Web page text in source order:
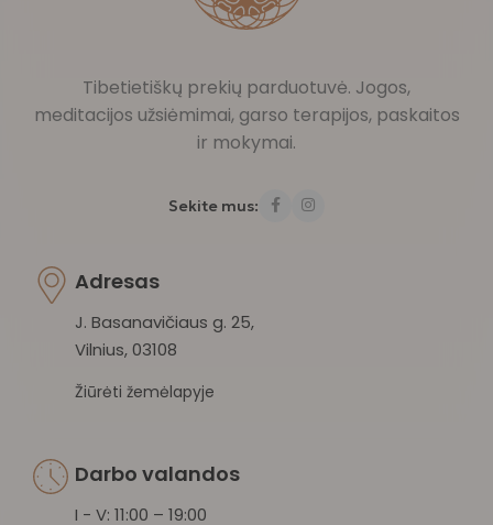
Tibetietiškų prekių parduotuvė. Jogos,
meditacijos užsiėmimai, garso terapijos, paskaitos
ir mokymai.
Sekite mus:
Adresas
J. Basanavičiaus g. 25,
Vilnius, 03108
Žiūrėti žemėlapyje
Darbo valandos
I - V: 11:00 – 19:00